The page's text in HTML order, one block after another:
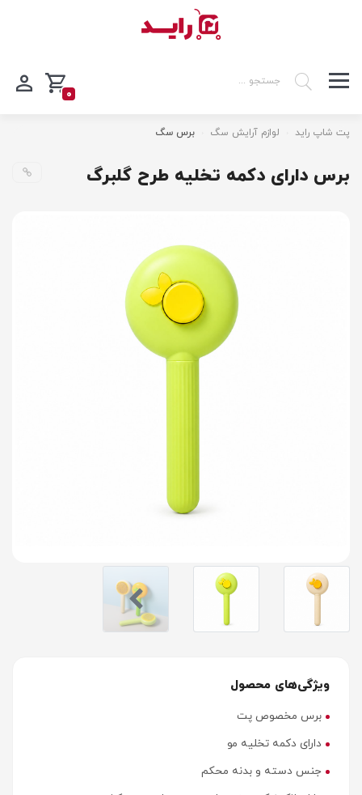
0
پت شاپ راید لوازم آرایش سگ برس سگ
برس دارای دکمه تخلیه طرح گلبرگ
ویژگی‌های محصول
برس مخصوص پت
دارای دکمه تخلیه مو
جنس دسته و بدنه محکم